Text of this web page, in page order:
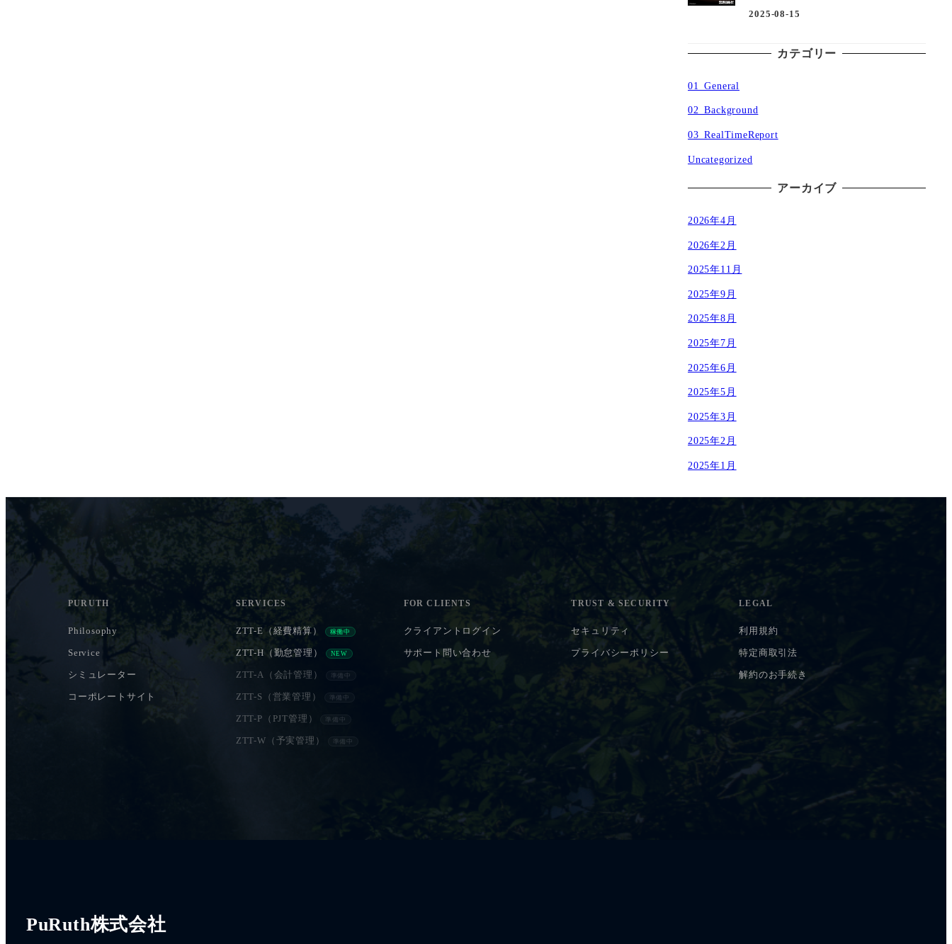
2025-08-15
カテゴリー
01_General
02_Background
03_RealTimeReport
Uncategorized
アーカイブ
2026年4月
2026年2月
2025年11月
2025年9月
2025年8月
2025年7月
2025年6月
2025年5月
2025年3月
2025年2月
2025年1月
PURUTH
Philosophy
Service
シミュレーター
コーポレートサイト
SERVICES
ZTT-E（経費精算） 稼働中
ZTT-H（勤怠管理） NEW
ZTT-A（会計管理） 準備中
ZTT-S（営業管理） 準備中
ZTT-P（PJT管理） 準備中
ZTT-W（予実管理） 準備中
FOR CLIENTS
クライアントログイン
サポート問い合わせ
TRUST & SECURITY
セキュリティ
プライバシーポリシー
LEGAL
利用規約
特定商取引法
解約のお手続き
PuRuth株式会社